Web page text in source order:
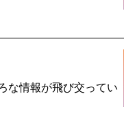
な情報が飛び交ってい